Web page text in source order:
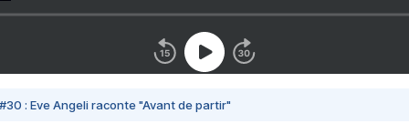
#30 : Eve Angeli raconte "Avant de partir"